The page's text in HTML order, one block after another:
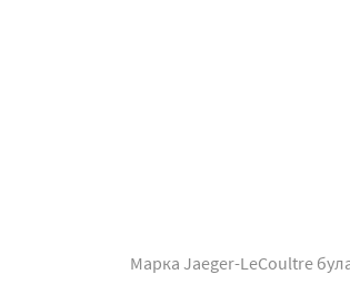
Марка Jaeger-LeCoultre